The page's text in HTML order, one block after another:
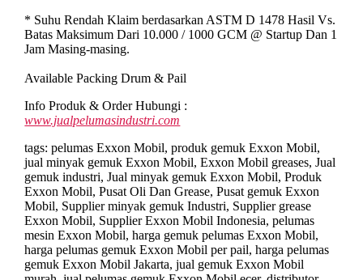
* Suhu Rendah Klaim berdasarkan ASTM D 1478 Hasil Vs.
Batas Maksimum Dari 10.000 / 1000 GCM @ Startup Dan 1
Jam Masing-masing.
Available Packing Drum & Pail
Info Produk & Order Hubungi :
www.jualpelumasindustri.com
tags: pelumas Exxon Mobil, produk gemuk Exxon Mobil,
jual minyak gemuk Exxon Mobil, Exxon Mobil greases, Jual
gemuk industri, Jual minyak gemuk Exxon Mobil, Produk
Exxon Mobil, Pusat Oli Dan Grease, Pusat gemuk Exxon
Mobil, Supplier minyak gemuk Industri, Supplier grease
Exxon Mobil, Supplier Exxon Mobil Indonesia, pelumas
mesin Exxon Mobil, harga gemuk pelumas Exxon Mobil,
harga pelumas gemuk Exxon Mobil per pail, harga pelumas
gemuk Exxon Mobil Jakarta, jual gemuk Exxon Mobil